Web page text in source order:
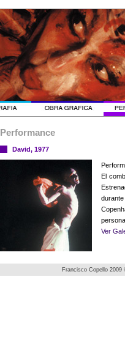
Performance
David, 1977
El
Ver
Francisco Copello 2009